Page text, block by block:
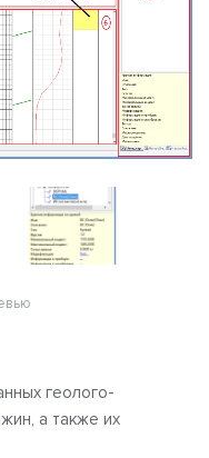
геолого-
а также их